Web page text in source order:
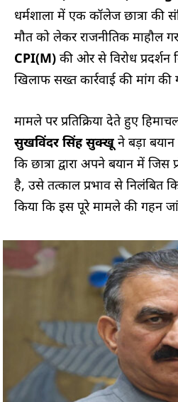
धर्मशाला में एक कॉलेज छात्रा की
मौत को लेकर राजनीतिक माहौल
CPI(M) की ओर से विरोध
खिलाफ सख्त कार्रवाई की मांग की
मामले पर प्रतिक्रिया देते हुए
सुखविंदर सिंह सुक्खू ने बड़ा बयान
कि छात्रा द्वारा अपने बयान में जिस
है, उसे तत्काल प्रभाव से निलंबित
किया कि इस पूरे मामले की गहन